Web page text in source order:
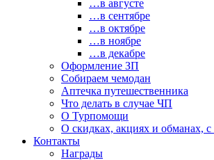
…в августе
…в сентябре
…в октябре
…в ноябре
…в декабре
Оформление ЗП
Собираем чемодан
Аптечка путешественника
Что делать в случае ЧП
О Турпомощи
О скидках, акциях и обманах,
Контакты
Награды